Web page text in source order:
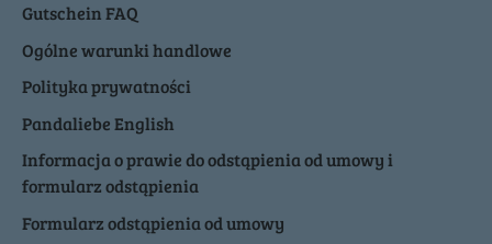
Gutschein FAQ
Ogólne warunki handlowe
Polityka prywatności
Pandaliebe English
Informacja o prawie do odstąpienia od umowy i
formularz odstąpienia
Formularz odstąpienia od umowy